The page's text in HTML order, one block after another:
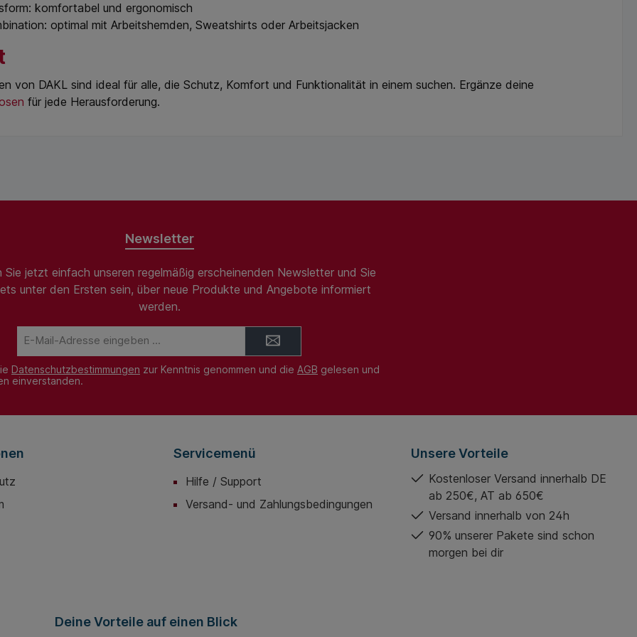
komfortabel und ergonomisch
optimal mit Arbeitshemden, Sweatshirts oder Arbeitsjacken
von DAKL sind ideal für alle, die Schutz, Komfort und Funktionalität in einem suchen. Ergänze deine
für jede Herausforderung.
Newsletter
Sie jetzt einfach unseren regelmäßig erscheinenden Newsletter und Sie
unter den Ersten sein, über neue Produkte und Angebote informiert
werden.
Mail-
Adresse*
Datenschutzbestimmungen zur Kenntnis genommen und die AGB gelesen und
einverstanden.
Servicemenü
Hilfe / Support
Versand- und Zahlungsbedingungen
Unsere Vorteile
Kostenloser Versand innerhalb DE
ab 250€, AT ab 650€
Versand innerhalb von 24h
90% unserer Pakete sind schon
morgen bei dir
Deine Vorteile auf einen Blick